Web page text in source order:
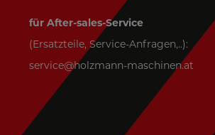
für After-sales-Service
(Ersatzteile, Service-Anfragen,..):
service@holzmann-maschinen.at